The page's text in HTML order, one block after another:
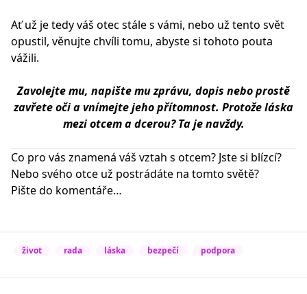
Ať už je tedy váš otec stále s vámi, nebo už tento svět
opustil, věnujte chvíli tomu, abyste si tohoto pouta
vážili.
Zavolejte mu, napište mu zprávu, dopis nebo prostě
zavřete oči a vnímejte jeho přítomnost. Protože láska
mezi otcem a dcerou? Ta je navždy.
Co pro vás znamená váš vztah s otcem? Jste si blízcí?
Nebo svého otce už postrádáte na tomto světě?
Pište do komentáře…
život rada láska bezpečí podpora